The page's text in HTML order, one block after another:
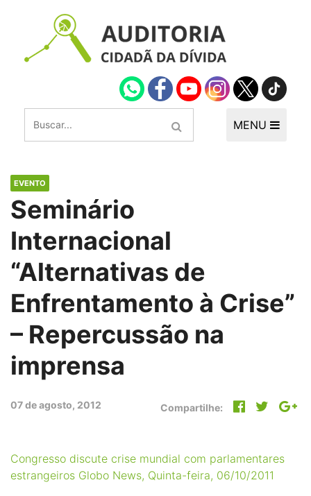
MENU
EVENTO
Seminário
Internacional
“Alternativas de
Enfrentamento à Crise”
– Repercussão na
imprensa
07 de agosto, 2012 Compartilhe:
Congresso discute crise mundial com parlamentares
estrangeiros Globo News, Quinta-feira, 06/10/2011